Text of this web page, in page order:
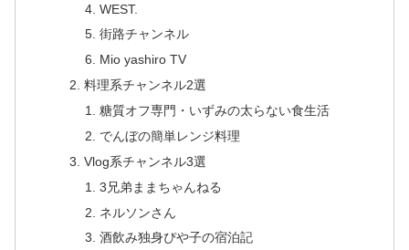
WEST.
街路チャンネル
Mio yashiro TV
料理系チャンネル2選
糖質オフ専門・いずみの太らない食生活
でんぼの簡単レンジ料理
Vlog系チャンネル3選
3兄弟ままちゃんねる
ネルソンさん
酒飲み独身ぴや子の宿泊記